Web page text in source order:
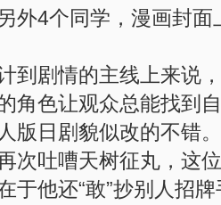
外4个同学，漫画封
到剧情的主线上来说
角色让观众总能找到
版日剧貌似改的不错。
次吐嘈天树征丸，这
于他还“敢”抄别人招